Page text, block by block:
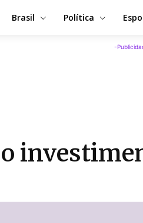
Brasil Política
-